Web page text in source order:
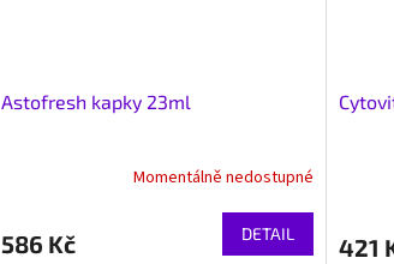
Astofresh kapky 23ml
Momentálně nedostupné
586 Kč DETAIL 421